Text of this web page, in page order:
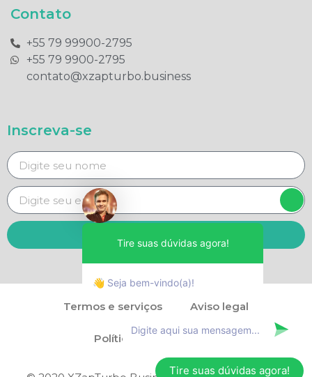
Contato
+55 79 99900-2795​
+55 79 9900-2795​
contato@xzapturbo.business
Inscreva-se
Termos e serviços Aviso legal
Política de privacidade
Tire suas dúvidas agora!
👋 Seja bem-vindo(a)!
Tire suas dúvidas agora!